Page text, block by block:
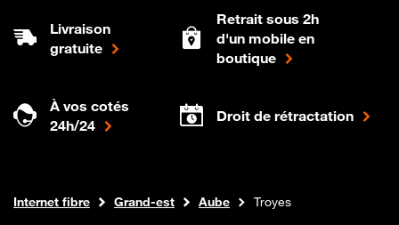
Livraison
gratuite
Retrait sous 2h
d'un mobile en
boutique
À vos cotés
24h/24
Droit de rétractation
Boutique Orange
Internet fibre Grand-est Aube Troyes